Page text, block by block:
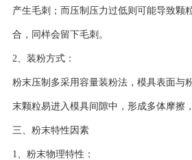
产生毛刺；而压制压力过低则可能导致颗
合，同样会留下毛刺。
2、装粉方式：
粉末压制多采用容量装粉法，模具表面与
末颗粒易进入模具间隙中，形成多体摩擦
三、粉末特性因素
1、粉末物理特性：